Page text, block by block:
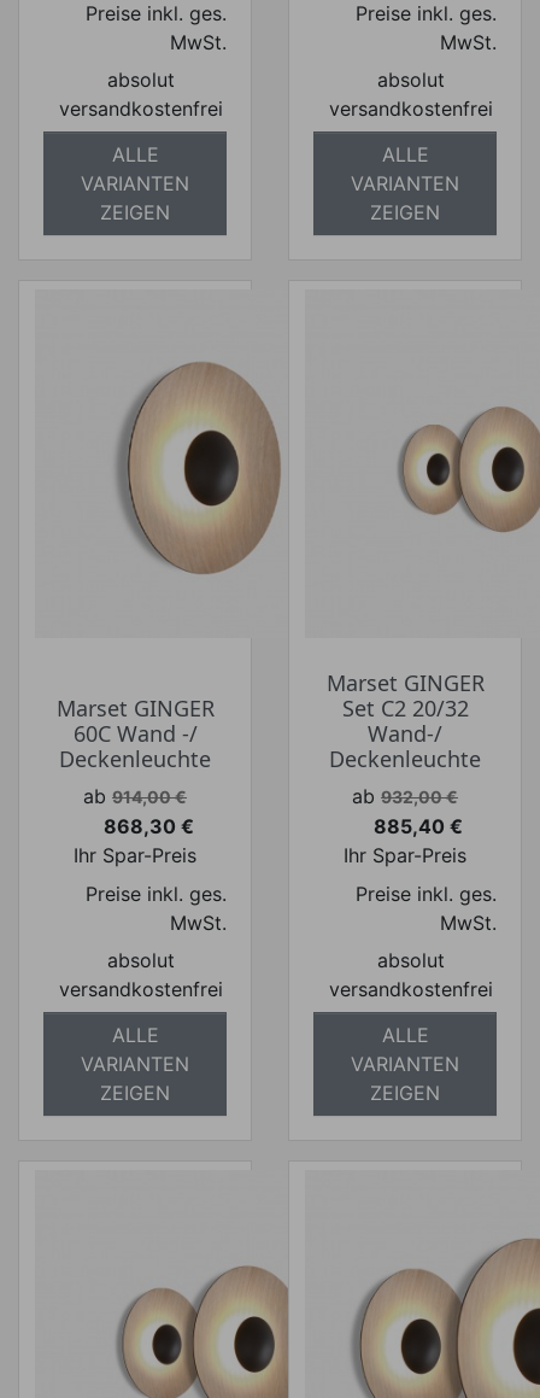
Preise inkl. ges.
MwSt.
absolut
versandkostenfrei
ALLE
VARIANTEN
ZEIGEN
Preise inkl. ges.
MwSt.
absolut
versandkostenfrei
ALLE
VARIANTEN
ZEIGEN
Marset GINGER
60C Wand -/
Deckenleuchte
Verkaufspreis
ab 914,00 €
Preis
868,30 €
Ihr Spar-Preis
Preise inkl. ges.
MwSt.
absolut
versandkostenfrei
ALLE
VARIANTEN
ZEIGEN
Marset GINGER
Set C2 20/32
Wand-/
Deckenleuchte
Verkaufspreis
ab 932,00 €
Preis
885,40 €
Ihr Spar-Preis
Preise inkl. ges.
MwSt.
absolut
versandkostenfrei
ALLE
VARIANTEN
ZEIGEN